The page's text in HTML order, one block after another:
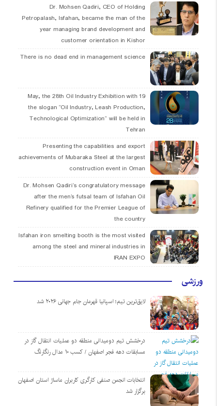
Dr. Mohsen Qadiri, CEO of Holding
Petropalash, Isfahan, became the man of the
year managing brand development and
customer orientation in Kishor
There is no dead end in management science
19 May, the 28th Oil Industry Exhibition with
the slogan “Oil Industry, Leash Production,
Technological Optimization” will be held in
Tehran
Presenting the capabilities and export
achievements of Mubaraka Steel at the largest
construction event in Oman
Dr. Mohsen Qadiri’s congratulatory message
after the men’s futsal team of Isfahan Oil
Refinery qualified for the Premier League of
the country
Isfahan iron smelting booth is the most visited
among the steel and mineral industries in
IRAN EXPO
ورزشی
لایق‌ترین تیم؛ اسپانیا قهرمان جام جهانی ۲۰۲۶ شد
درخشش تیم دومیدانی منطقه دو عملیات انتقال گاز در
مسابقات دهه فجر اصفهان / کسب ۱۰ مدال رنگارنگ
انتخابات انجمن صنفی کارگری کاربران ماساژ استان اصفهان
برگزار شد